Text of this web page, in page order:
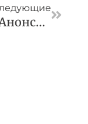
Новак Анонсировал Новое Добровольное Сокращение Добычи Нефти В России